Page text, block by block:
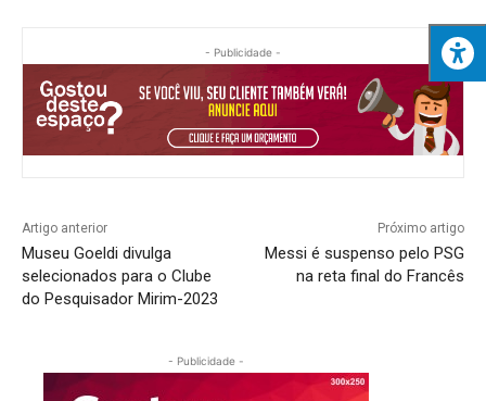
- Publicidade -
Artigo anterior
Museu Goeldi divulga
selecionados para o Clube
do Pesquisador Mirim-2023
Próximo artigo
Messi é suspenso pelo PSG
na reta final do Francês
- Publicidade -